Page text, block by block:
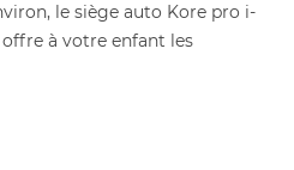
le siège auto Kore pro i-
à votre enfant les